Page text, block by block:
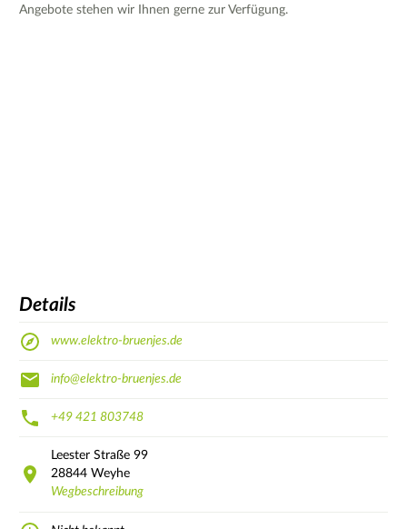
Angebote stehen wir Ihnen gerne zur Verfügung.
Details
www.elektro-bruenjes.de
info@elektro-bruenjes.de
+49 421 803748
Leester Straße 99
28844 Weyhe
Wegbeschreibung